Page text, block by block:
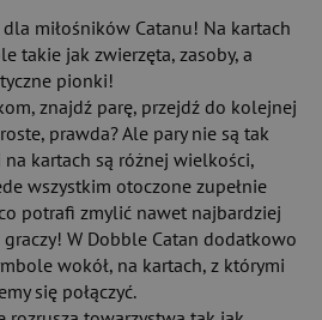
miłośników Catanu! Na kartach
takie jak zwierzęta, zasoby, a
pionki!
znajdź parę, przejdź do kolejnej
prawda? Ale pary nie są tak
kartach są różnej wielkości,
wszystkim otoczone zupełnie
potrafi zmylić nawet najbardziej
W Dobble Catan dodatkowo
wokół, na kartach, z którymi
się połączyć.